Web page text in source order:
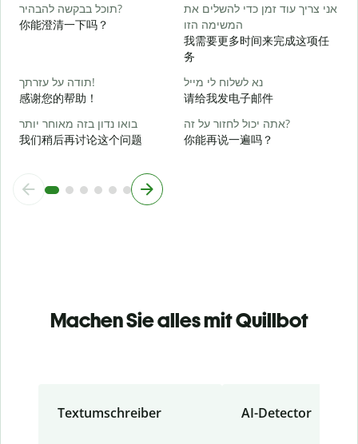
תוכל בבקשה להבהיר?
你能澄清一下吗？
אני צריך עוד זמן כדי להשלים את
המשימה הזו
我需要更多时间来完成这项任
务
תודה על עזרתך!
感谢您的帮助！
נא לשלוח לי מייל
请给我发电子邮件
בואו נדון בזה מאוחר יותר
我们稍后再讨论这个问题
אתה יכול לחזור על זה?
你能再说一遍吗？
Machen Sie alles mit Quillbot
Textumschreiber AI-Detector